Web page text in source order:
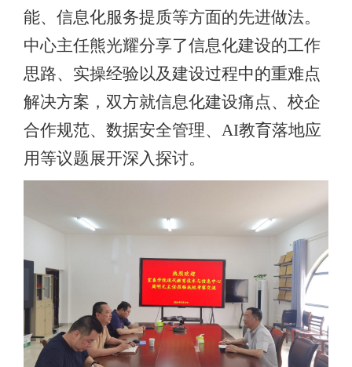
能、信息化服务提质等方面的先进做法。
中心主任熊光耀分享了信息化建设的工作
思路、实操经验以及建设过程中的重难点
解决方案，双方就信息化建设痛点、校企
合作规范、数据安全管理、AI教育落地应
用等议题展开深入探讨。